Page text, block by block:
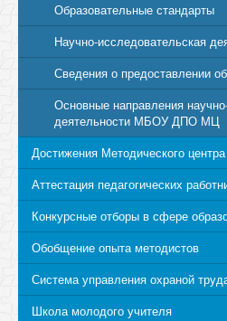
Образовательные стандарты
Научно-исследовательская
Сведения о предоставлении
Основные направления
деятельности МБОУ ДПО МЦ
Достижения Методического центра
Аттестация педагогических
Конкурсные отборы в сфере
Обобщение опыта методистов
Система управления охраной
Школа молодого учителя